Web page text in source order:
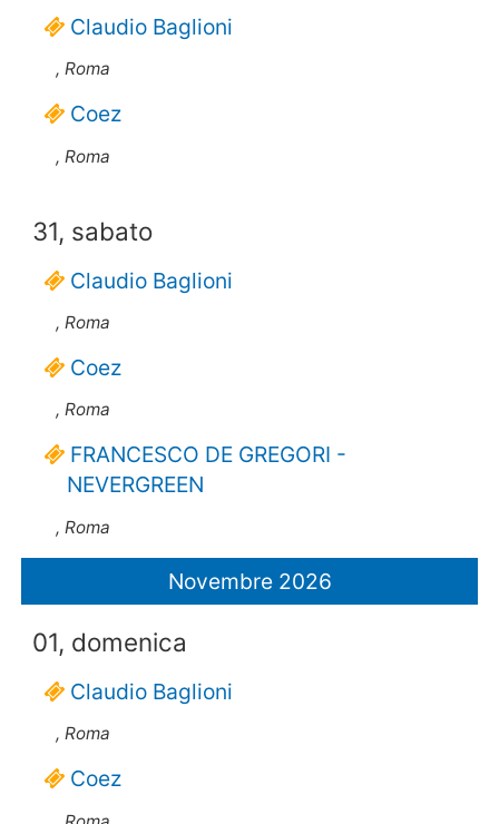
Claudio Baglioni
, Roma
Coez
, Roma
31, sabato
Claudio Baglioni
, Roma
Coez
, Roma
FRANCESCO DE GREGORI -
NEVERGREEN
, Roma
Novembre 2026
01, domenica
Claudio Baglioni
, Roma
Coez